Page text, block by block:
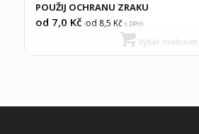
POUŽIJ OCHRANU ZRAKU
od 7,0 Kč (od 8,5 Kčs DPH)
Výběr možností